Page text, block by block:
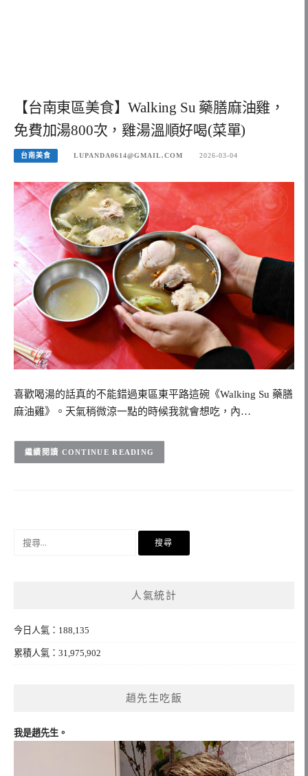
【台南東區美食】Walking Su 藥膳麻油雞，
免費加湯800次，雞湯溫順好喝(菜單)
台南美食 LUPANDA0614@GMAIL.COM 2026-03-04
喜歡喝湯的話真的不能錯過東區東平路這碗《Walking Su 藥膳
麻油雞》。天氣稍微涼一點的時候我就會想吃，內…
CONTINUE READING
人氣統計
今日人氣：188,135
累積人氣：31,975,902
趙先生吃飯
我是趙先生。